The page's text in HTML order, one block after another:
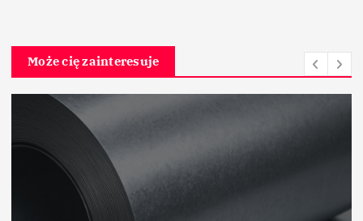
Może cię zainteresuje